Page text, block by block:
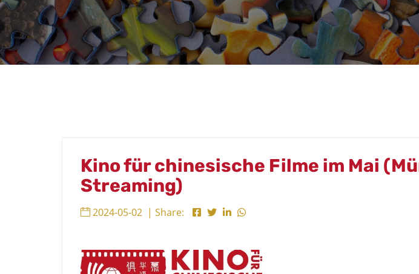
Kino für chinesische Filme im Mai
Streaming)
2024-05-02 | Share: